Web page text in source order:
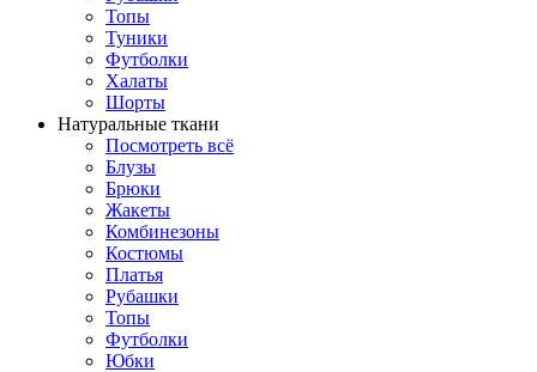
Топы
Туники
Футболки
Халаты
Шорты
Натуральные ткани
Посмотреть всё
Блузы
Брюки
Жакеты
Комбинезоны
Костюмы
Платья
Рубашки
Топы
Футболки
Юбки